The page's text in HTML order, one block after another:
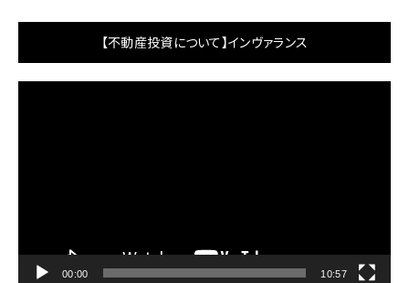
【不動産投資について】インヴァランス
00:00 10:57